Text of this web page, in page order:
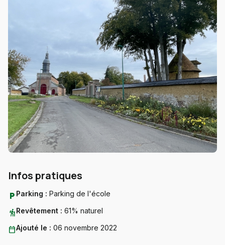
Infos pratiques
local_parking Parking : Parking de l'école
hikingRevêtement : 61% naturel
calendar_todayAjouté le : 06 novembre 2022